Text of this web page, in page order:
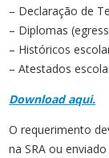
– Declaração de
– Diplomas
– Históricos
– Atestados
Download aqui.
O requerimento
na SRA ou